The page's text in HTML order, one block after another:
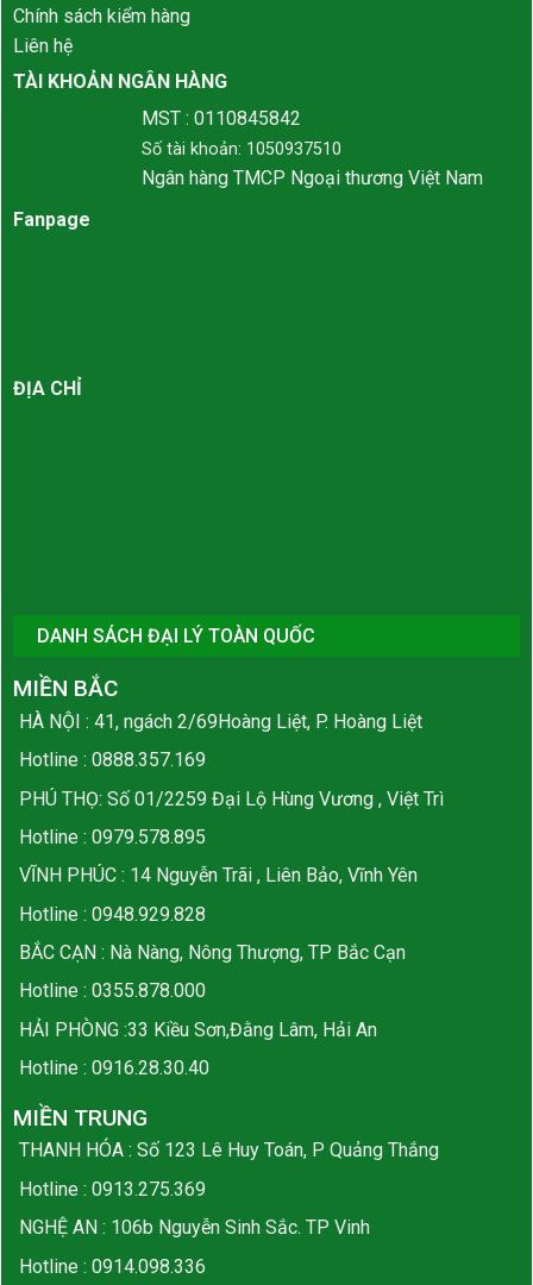
Chính sách kiểm hàng
Liên hệ
TÀI KHOẢN NGÂN HÀNG
MST : 0110845842
Số tài khoản: 1050937510
Ngân hàng TMCP Ngoại thương Việt Nam
Fanpage
ĐỊA CHỈ
DANH SÁCH ĐẠI LÝ TOÀN QUỐC
MIỀN BẮC
HÀ NỘI : 41, ngách 2/69Hoàng Liệt, P. Hoàng Liệt
Hotline : 0888.357.169
PHÚ THỌ: Số 01/2259 Đại Lộ Hùng Vương , Việt Trì
Hotline : 0979.578.895
VĨNH PHÚC : 14 Nguyễn Trãi , Liên Bảo, Vĩnh Yên
Hotline : 0948.929.828
BẮC CẠN : Nà Nàng, Nông Thượng, TP Bắc Cạn
Hotline : 0355.878.000
HẢI PHÒNG :33 Kiều Sơn,Đằng Lâm, Hải An
Hotline : 0916.28.30.40
MIỀN TRUNG
THANH HÓA : Số 123 Lê Huy Toán, P Quảng Thắng
Hotline : 0913.275.369
NGHỆ AN : 106b Nguyễn Sinh Sắc. TP Vinh
Hotline : 0914.098.336